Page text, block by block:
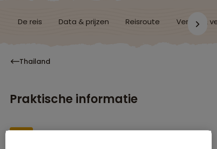
De reis Data & prijzen Reisroute Verblijf &
Thailand
Praktische informatie